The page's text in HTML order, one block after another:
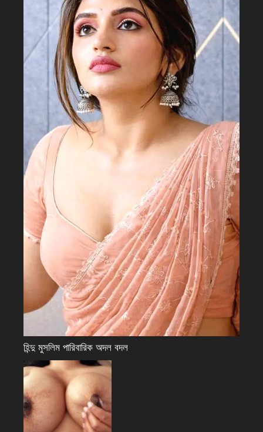
হিন্দু মুসলিম পারিবারিক অদল বদল